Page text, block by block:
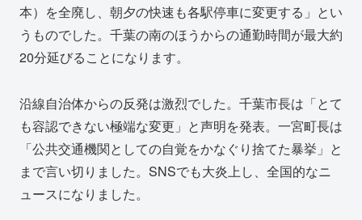
本）を全廃し、朝夕の快速も各駅停車に変更する」とい
うものでした。千葉の南のほうからの通勤時間が最大約
20分延びることになります。
沿線自治体からの反発は激烈でした。千葉市長は「とて
も容認できない極端な変更」と声明を発表。一宮町長は
「公共交通機関としての自覚をかなぐり捨てた暴挙」と
まで言い切りました。SNSでも大炎上し、全国的なニ
ュースになりました。